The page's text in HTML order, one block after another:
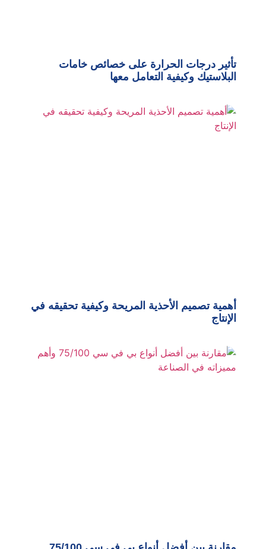
تأثير درجات الحرارة على خصائص خامات
البلاستيك وكيفية التعامل معها
أهمية تصميم الأحذية المريحة وكيفية تحقيقه في
الإنتاج